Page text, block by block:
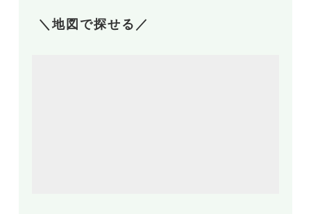
＼地図で探せる／